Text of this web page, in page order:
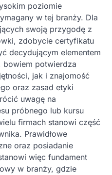
poziomie
w tej branży. Dla
swoją przygodę z
zdobycie certyfikatu
decydującym elementem
bowiem potwierdza
jak i znajomość
oraz zasad etyki
uwagę na
próbnego lub kursu
firmach stanowi część
Prawidłowe
oraz posiadanie
więc fundament
w branży, gdzie